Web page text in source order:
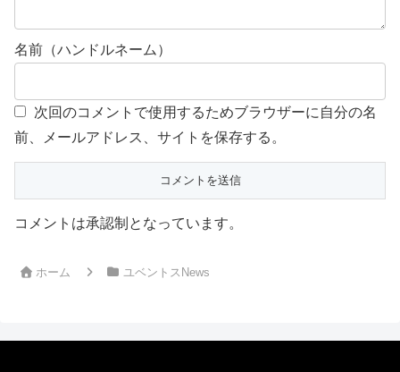
名前（ハンドルネーム）
次回のコメントで使用するためブラウザーに自分の名
前、メールアドレス、サイトを保存する。
コメントは承認制となっています。
ホーム ユベントスNews